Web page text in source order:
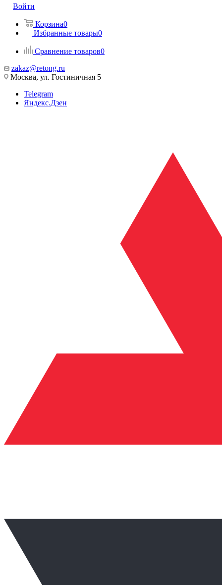
Войти
Корзина0
Избранные товары0
Сравнение товаров0
zakaz@retong.ru
Москва, ул. Гостиничная 5
Telegram
Яндекс.Дзен